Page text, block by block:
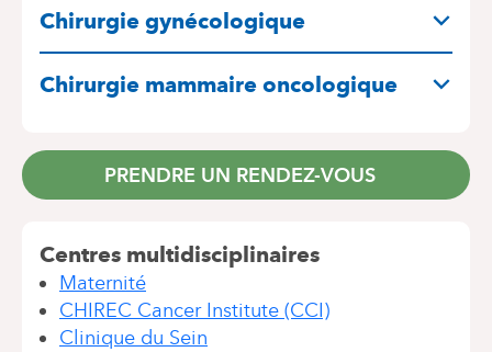
Chirurgie gynécologique
Chirurgie mammaire oncologique
PRENDRE UN RENDEZ-VOUS
Centres multidisciplinaires
Maternité
CHIREC Cancer Institute (CCI)
Clinique du Sein